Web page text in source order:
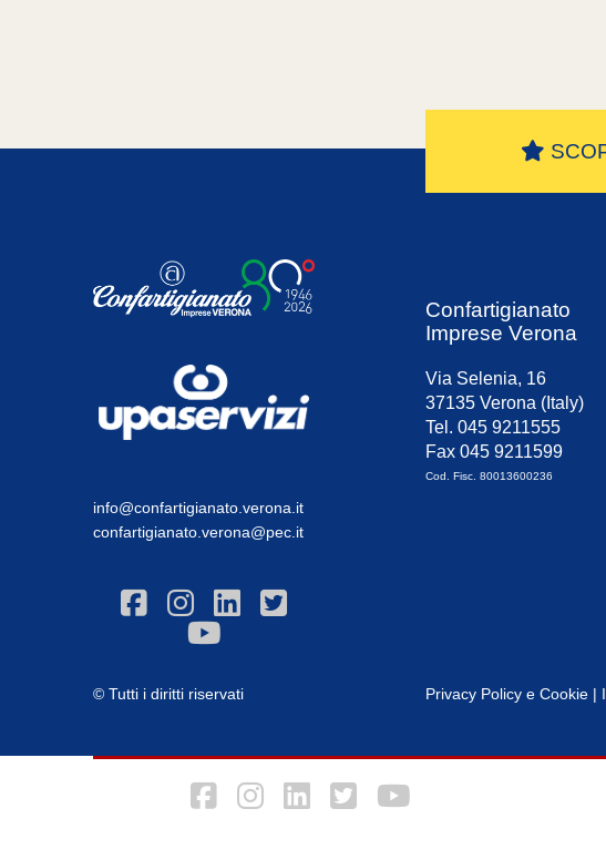
info@confartigianato.verona.it
confartigianato.verona@pec.it
Confartigianato
Imprese Verona
Via Selenia, 16
37135 Verona (Italy)
Tel. 045 9211555
Fax 045 9211599
Cod. Fisc. 80013600236
© Tutti i diritti riservati Privacy Policy e Cookie |